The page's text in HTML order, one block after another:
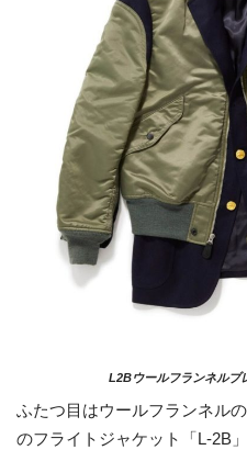
L2Bウールフランネルブ
ふたつ目はウールフランネル
のフライトジャケット「L-2B